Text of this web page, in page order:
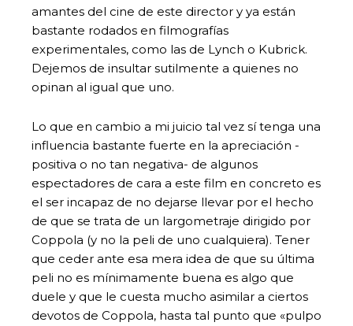
amantes del cine de este director y ya están
bastante rodados en filmografías
experimentales, como las de Lynch o Kubrick.
Dejemos de insultar sutilmente a quienes no
opinan al igual que uno.
Lo que en cambio a mi juicio tal vez sí tenga una
influencia bastante fuerte en la apreciación -
positiva o no tan negativa- de algunos
espectadores de cara a este film en concreto es
el ser incapaz de no dejarse llevar por el hecho
de que se trata de un largometraje dirigido por
Coppola (y no la peli de uno cualquiera). Tener
que ceder ante esa mera idea de que su última
peli no es mínimamente buena es algo que
duele y que le cuesta mucho asimilar a ciertos
devotos de Coppola, hasta tal punto que «pulpo